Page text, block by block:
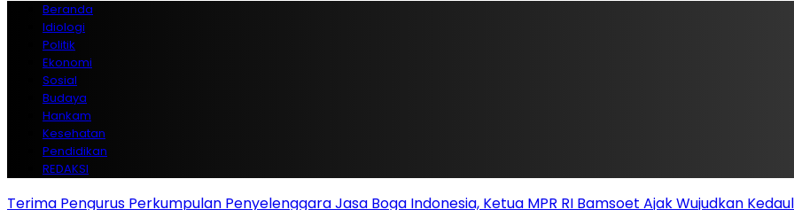
Beranda
Idiologi
Politik
Ekonomi
Sosial
Budaya
Hankam
Kesehatan
Pendidikan
REDAKSI
Terima Pengurus Perkumpulan Penyelenggara Jasa Boga Indonesia, Ketua MPR RI Bamsoet Ajak Wujudkan